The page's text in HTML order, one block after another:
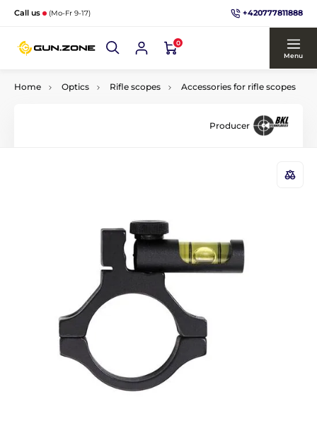
Call us (Mo-Fr 9-17) +420777811888
0
Menu
Home Optics Rifle scopes Accessories for rifle scopes
Producer